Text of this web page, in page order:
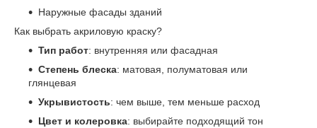
Наружные фасады зданий
Как выбрать акриловую краску?
Тип работ: внутренняя или фасадная
Степень блеска: матовая, полуматовая или
глянцевая
Укрывистость: чем выше, тем меньше расход
Цвет и колеровка: выбирайте подходящий тон